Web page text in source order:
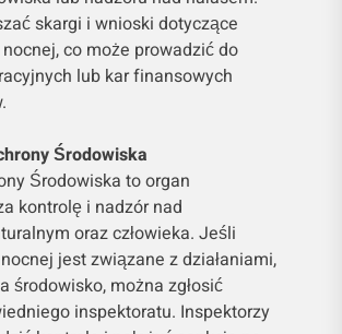
skargi i wnioski dotyczące
co może prowadzić do
lub kar finansowych
Środowiska
Środowiska to organ
kontrolę i nadzór nad
oraz człowieka. Jeśli
jest związane z działaniami,
środowisko, można zgłosić
inspektoratu. Inspektorzy